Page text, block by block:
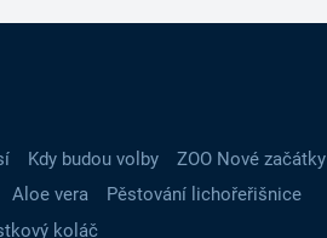
Kdy budou volby
ZOO Nové začátky
Aloe vera
Pěstování lichořeřišnice
koláč